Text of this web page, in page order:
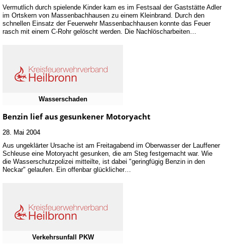
Vermutlich durch spielende Kinder kam es im Festsaal der Gaststätte Adler
im Ortskern von Massenbachhausen zu einem Kleinbrand. Durch den
schnellen Einsatz der Feuerwehr Massenbachhausen konnte das Feuer
rasch mit einem C-Rohr gelöscht werden. Die Nachlöscharbeiten…
Wasserschaden
Benzin lief aus gesunkener Motoryacht
28. Mai 2004
Aus ungeklärter Ursache ist am Freitagabend im Oberwasser der Lauffener
Schleuse eine Motoryacht gesunken, die am Steg festgemacht war. Wie
die Wasserschutzpolizei mitteilte, ist dabei "geringfügig Benzin in den
Neckar" gelaufen. Ein offenbar glücklicher…
Verkehrsunfall PKW